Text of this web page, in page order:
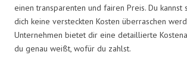
einen transparenten und fairen Preis. Du kannst
dich keine versteckten Kosten überraschen
Unternehmen bietet dir eine detaillierte
du genau weißt, wofür du zahlst.